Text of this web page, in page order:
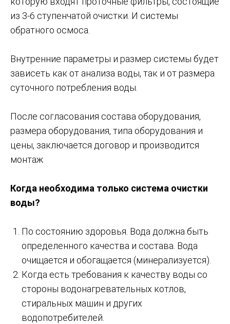
из 3-6 ступенчатой очистки. И системы
обратного осмоса.
Внутренние параметры и размер системы будет
зависеть как от анализа воды, так и от размера
суточного потребления воды.
После согласования состава оборудования,
размера оборудования, типа оборудования и
цены, заключается договор и производится
монтаж
Когда необходима только система очистки
воды?
По состоянию здоровья. Вода должна быть
определенного качества и состава. Вода
очищается и обогащается (минерализуется).
Когда есть требования к качеству воды со
стороны водонагревательных котлов,
стиральных машин и других
водопотребителей.